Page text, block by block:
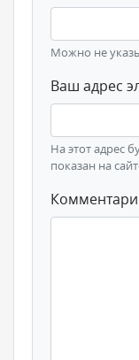
Можно не
Ваш адрес
На этот адрес
показан на